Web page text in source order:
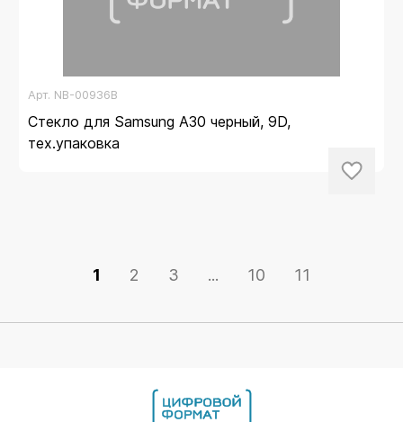
Арт. NB-00936B
Стекло для Samsung A30 черный, 9D,
тех.упаковка
1 2 3 ... 10 11